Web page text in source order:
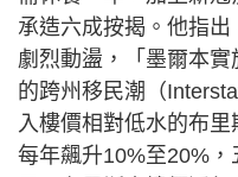
承造六成按揭。他指
劇烈動盪，「墨爾本
的跨州移民潮（
入樓價相對低水的布
每年飆升10%至20%